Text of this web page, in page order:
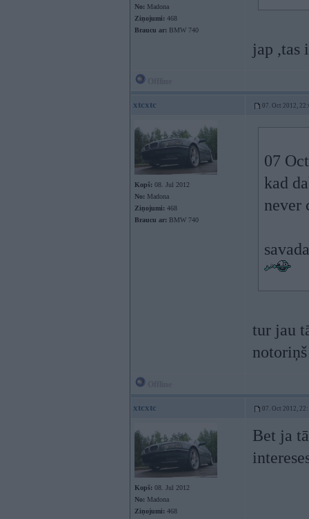
No: Madona
Ziņojumi: 468
Braucu ar: BMW 740
jap ,tas
xtcxtc 07. Oct 2012,
Kopš: 08. Jul 2012
No: Madona
Ziņojumi: 468
Braucu ar: BMW 740
07
kad
never
tur jau
xtcxtc 07. Oct 2012,
Kopš: 08. Jul 2012
No: Madona
Ziņojumi: 468
Bet ja